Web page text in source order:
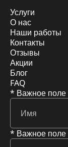
Услуги
О нас
Наши работы
Контакты
Отзывы
Акции
Блог
FAQ
* Важное поле
* Важное поле